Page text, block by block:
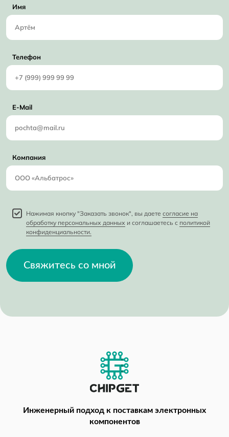
Имя
Телефон
E-Mail
Компания
Нажимая кнопку "Заказать звонок", вы даете согласие на
обработку персональных данных и соглашаетесь с политикой
конфиденциальности.
Свяжитесь со мной
Инженерный подход к поставкам электронных
компонентов